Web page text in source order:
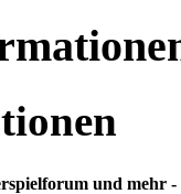
und mehr -